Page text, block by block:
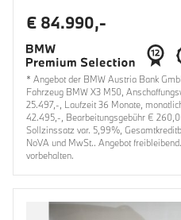
€ 84.990,-
* Angebot der BMW Austria Bank
Fahrzeug BMW X3 M50,
25.497,-, Laufzeit 36 Monate,
42.495,-, Bearbeitungsgebühr €
Sollzinssatz var. 5,99%,
NoVA und MwSt.. Angebot
vorbehalten.